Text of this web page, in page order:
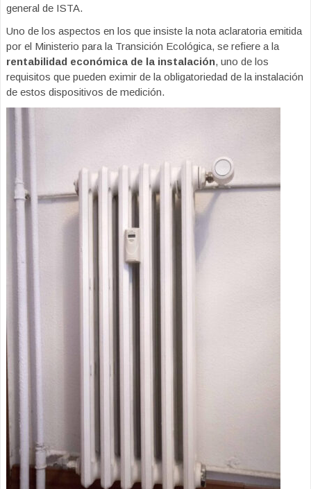
general de ISTA.
Uno de los aspectos en los que insiste la nota aclaratoria emitida
por el Ministerio para la Transición Ecológica, se refiere a la
rentabilidad económica de la instalación, uno de los
requisitos que pueden eximir de la obligatoriedad de la instalación
de estos dispositivos de medición.